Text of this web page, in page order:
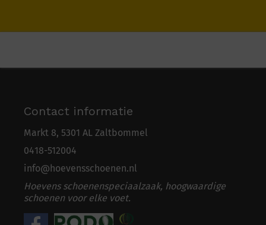
Contact informatie
Markt 8, 5301 AL Zaltbommel
0418-512004
info@hoevensschoenen.nl
Hoevens schoenenspeciaalzaak, hoogwaardige
schoenen voor elke voet.